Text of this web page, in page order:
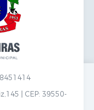
| CEP: 39550-